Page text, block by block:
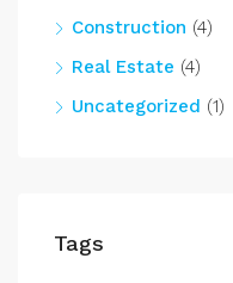
Construction (4)
Real Estate (4)
Uncategorized (1)
Tags